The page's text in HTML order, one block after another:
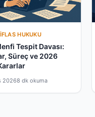
HUKUKU
Tespit Davası:
Süreç ve 2026
20268 dk okuma